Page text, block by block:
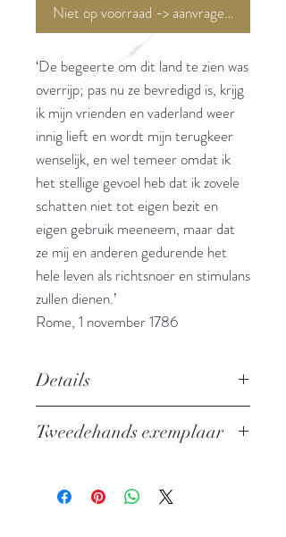
Niet op voorraad -> aanvragen <-
‘De begeerte om dit land te zien was
overrijp; pas nu ze bevredigd is, krijg
ik mijn vrienden en vaderland weer
innig lieft en wordt mijn terugkeer
wenselijk, en wel temeer omdat ik
het stellige gevoel heb dat ik zovele
schatten niet tot eigen bezit en
eigen gebruik meeneem, maar dat
ze mij en anderen gedurende het
hele leven als richtsnoer en stimulans
zullen dienen.’
Rome, 1 november 1786
Details
Goethe
Taal: Nederlands
Tweedehands exemplaar